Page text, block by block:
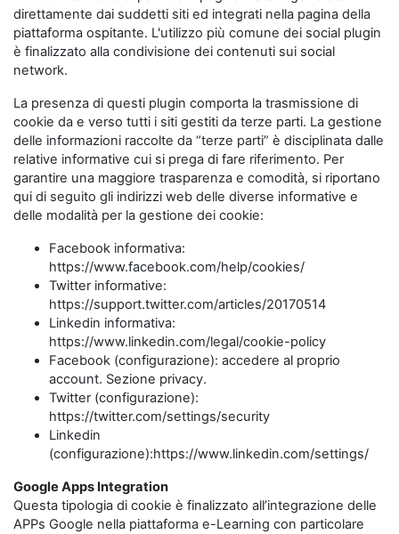
direttamente dai suddetti siti ed integrati nella pagina della
piattaforma ospitante. L'utilizzo più comune dei social plugin
è finalizzato alla condivisione dei contenuti sui social
network.
La presenza di questi plugin comporta la trasmissione di
cookie da e verso tutti i siti gestiti da terze parti. La gestione
delle informazioni raccolte da “terze parti” è disciplinata dalle
relative informative cui si prega di fare riferimento. Per
garantire una maggiore trasparenza e comodità, si riportano
qui di seguito gli indirizzi web delle diverse informative e
delle modalità per la gestione dei cookie:
Facebook informativa:
https://www.facebook.com/help/cookies/
Twitter informative:
https://support.twitter.com/articles/20170514
Linkedin informativa:
https://www.linkedin.com/legal/cookie-policy
Facebook (configurazione): accedere al proprio
account. Sezione privacy.
Twitter (configurazione):
https://twitter.com/settings/security
Linkedin
(configurazione):https://www.linkedin.com/settings/
Google Apps Integration
Questa tipologia di cookie è finalizzato all’integrazione delle
APPs Google nella piattaforma e-Learning con particolare